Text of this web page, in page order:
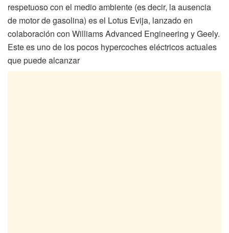
respetuoso con el medio ambiente (es decir, la ausencia
de motor de gasolina) es el Lotus Evija, lanzado en
colaboración con Williams Advanced Engineering y Geely.
Este es uno de los pocos hypercoches eléctricos actuales
que puede alcanzar